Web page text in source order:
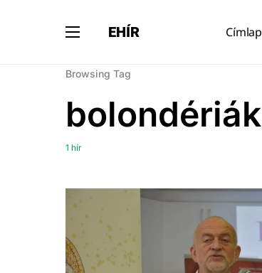
EHÍR Címlap
Browsing Tag
bolondériák
1 hír